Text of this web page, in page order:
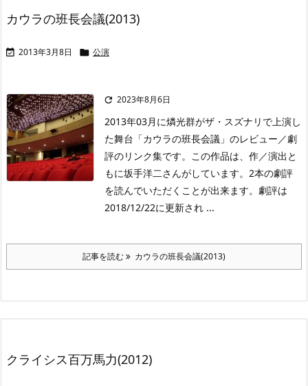
カウラの班長会議(2013)
 2013年3月8日  公演
 2023年8月6日
2013年03月に燐光群がザ・スズナリで上演し
た舞台「カウラの班長会議」のレビュー／劇
評のリンク集です。この作品は、作／演出と
もに坂手洋二さんがしています。2本の劇評
を読んでいただくことが出来ます。劇評は
2018/12/22に更新され ...
記事を読む カウラの班長会議(2013)
クライシス百万馬力(2012)